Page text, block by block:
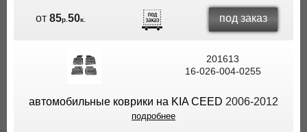
от85р.50к. под заказ
201613
16-026-004-0255
автомобильные коврики на KIA CEED 2006-2012
подробнее